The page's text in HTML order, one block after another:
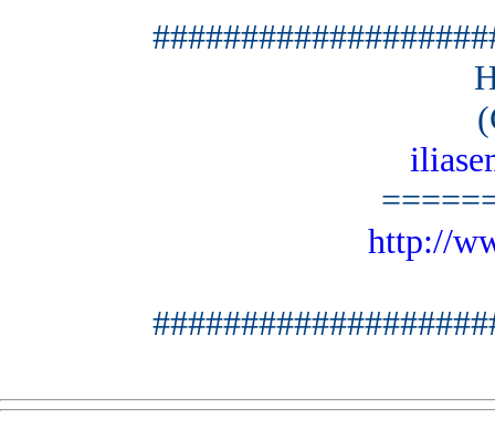
http://